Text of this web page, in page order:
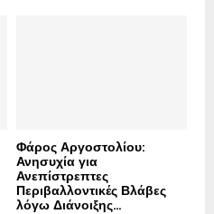
Φάρος Αργοστολίου:
Ανησυχία για
Ανεπίστρεπτες
Περιβαλλοντικές Βλάβες
λόγω Διάνοιξης...